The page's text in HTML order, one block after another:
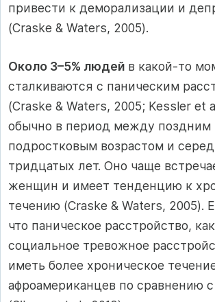
привести к деморализации и
(Craske & Waters, 2005).
Около 3–5% людей в какой-то
сталкиваются с паническим
(Craske & Waters, 2005; Kessler et
обычно в период между поздним
подростковым возрастом и
тридцатых лет. Оно чаще
женщин и имеет тенденцию к
течению (Craske & Waters, 2005).
что паническое расстройство,
социальное тревожное
иметь более хроническое
афроамериканцев по сравнению